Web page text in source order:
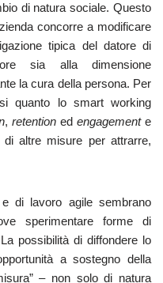
di natura sociale. Questo
concorre a modificare
tipica del datore di
sia alla dimensione
la cura della persona. Per
quanto lo smart working
, retentioned engagemente
altre misure per attrarre,
di lavoro agile sembrano
sperimentare forme di
possibilità di diffondere lo
a sostegno della
– non solo di natura